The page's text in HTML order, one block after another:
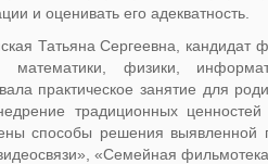
и оценивать его адекватность.
Татьяна Сергеевна, кандидат
математики, физики,
практическое занятие для
традиционных
способы решения
«Семейная